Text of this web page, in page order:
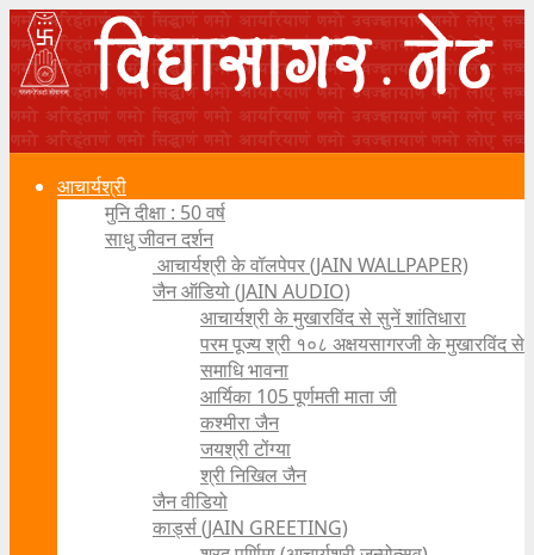
आचार्यश्री
मुनि दीक्षा : 50 वर्ष
साधु जीवन दर्शन
आचार्यश्री के वॉलपेपर (JAIN WALLPAPER)
जैन ऑडियो (JAIN AUDIO)
आचार्यश्री के मुखारविंद से सुनें शांतिधारा
परम पूज्य श्री १०८ अक्षयसागरजी के मुखारविंद से
समाधि भावना
आर्यिका 105 पूर्णमती माता जी
कश्मीरा जैन
जयश्री टोंग्या
श्री निखिल जैन
जैन वीडियो
कार्ड्स (JAIN GREETING)